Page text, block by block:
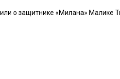
о защитнике «Милана» Малике